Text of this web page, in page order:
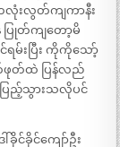
းလွတ်ကျကာနီး
ပြုတ်ကျတော့မိ
ရမ်းပြီး ကိုကိုသော့်
ဖုတ်ထဲ ပြန်လည်
ြည့်သွားသလိုပင်
င်ခိုင်ကျော်ဦး